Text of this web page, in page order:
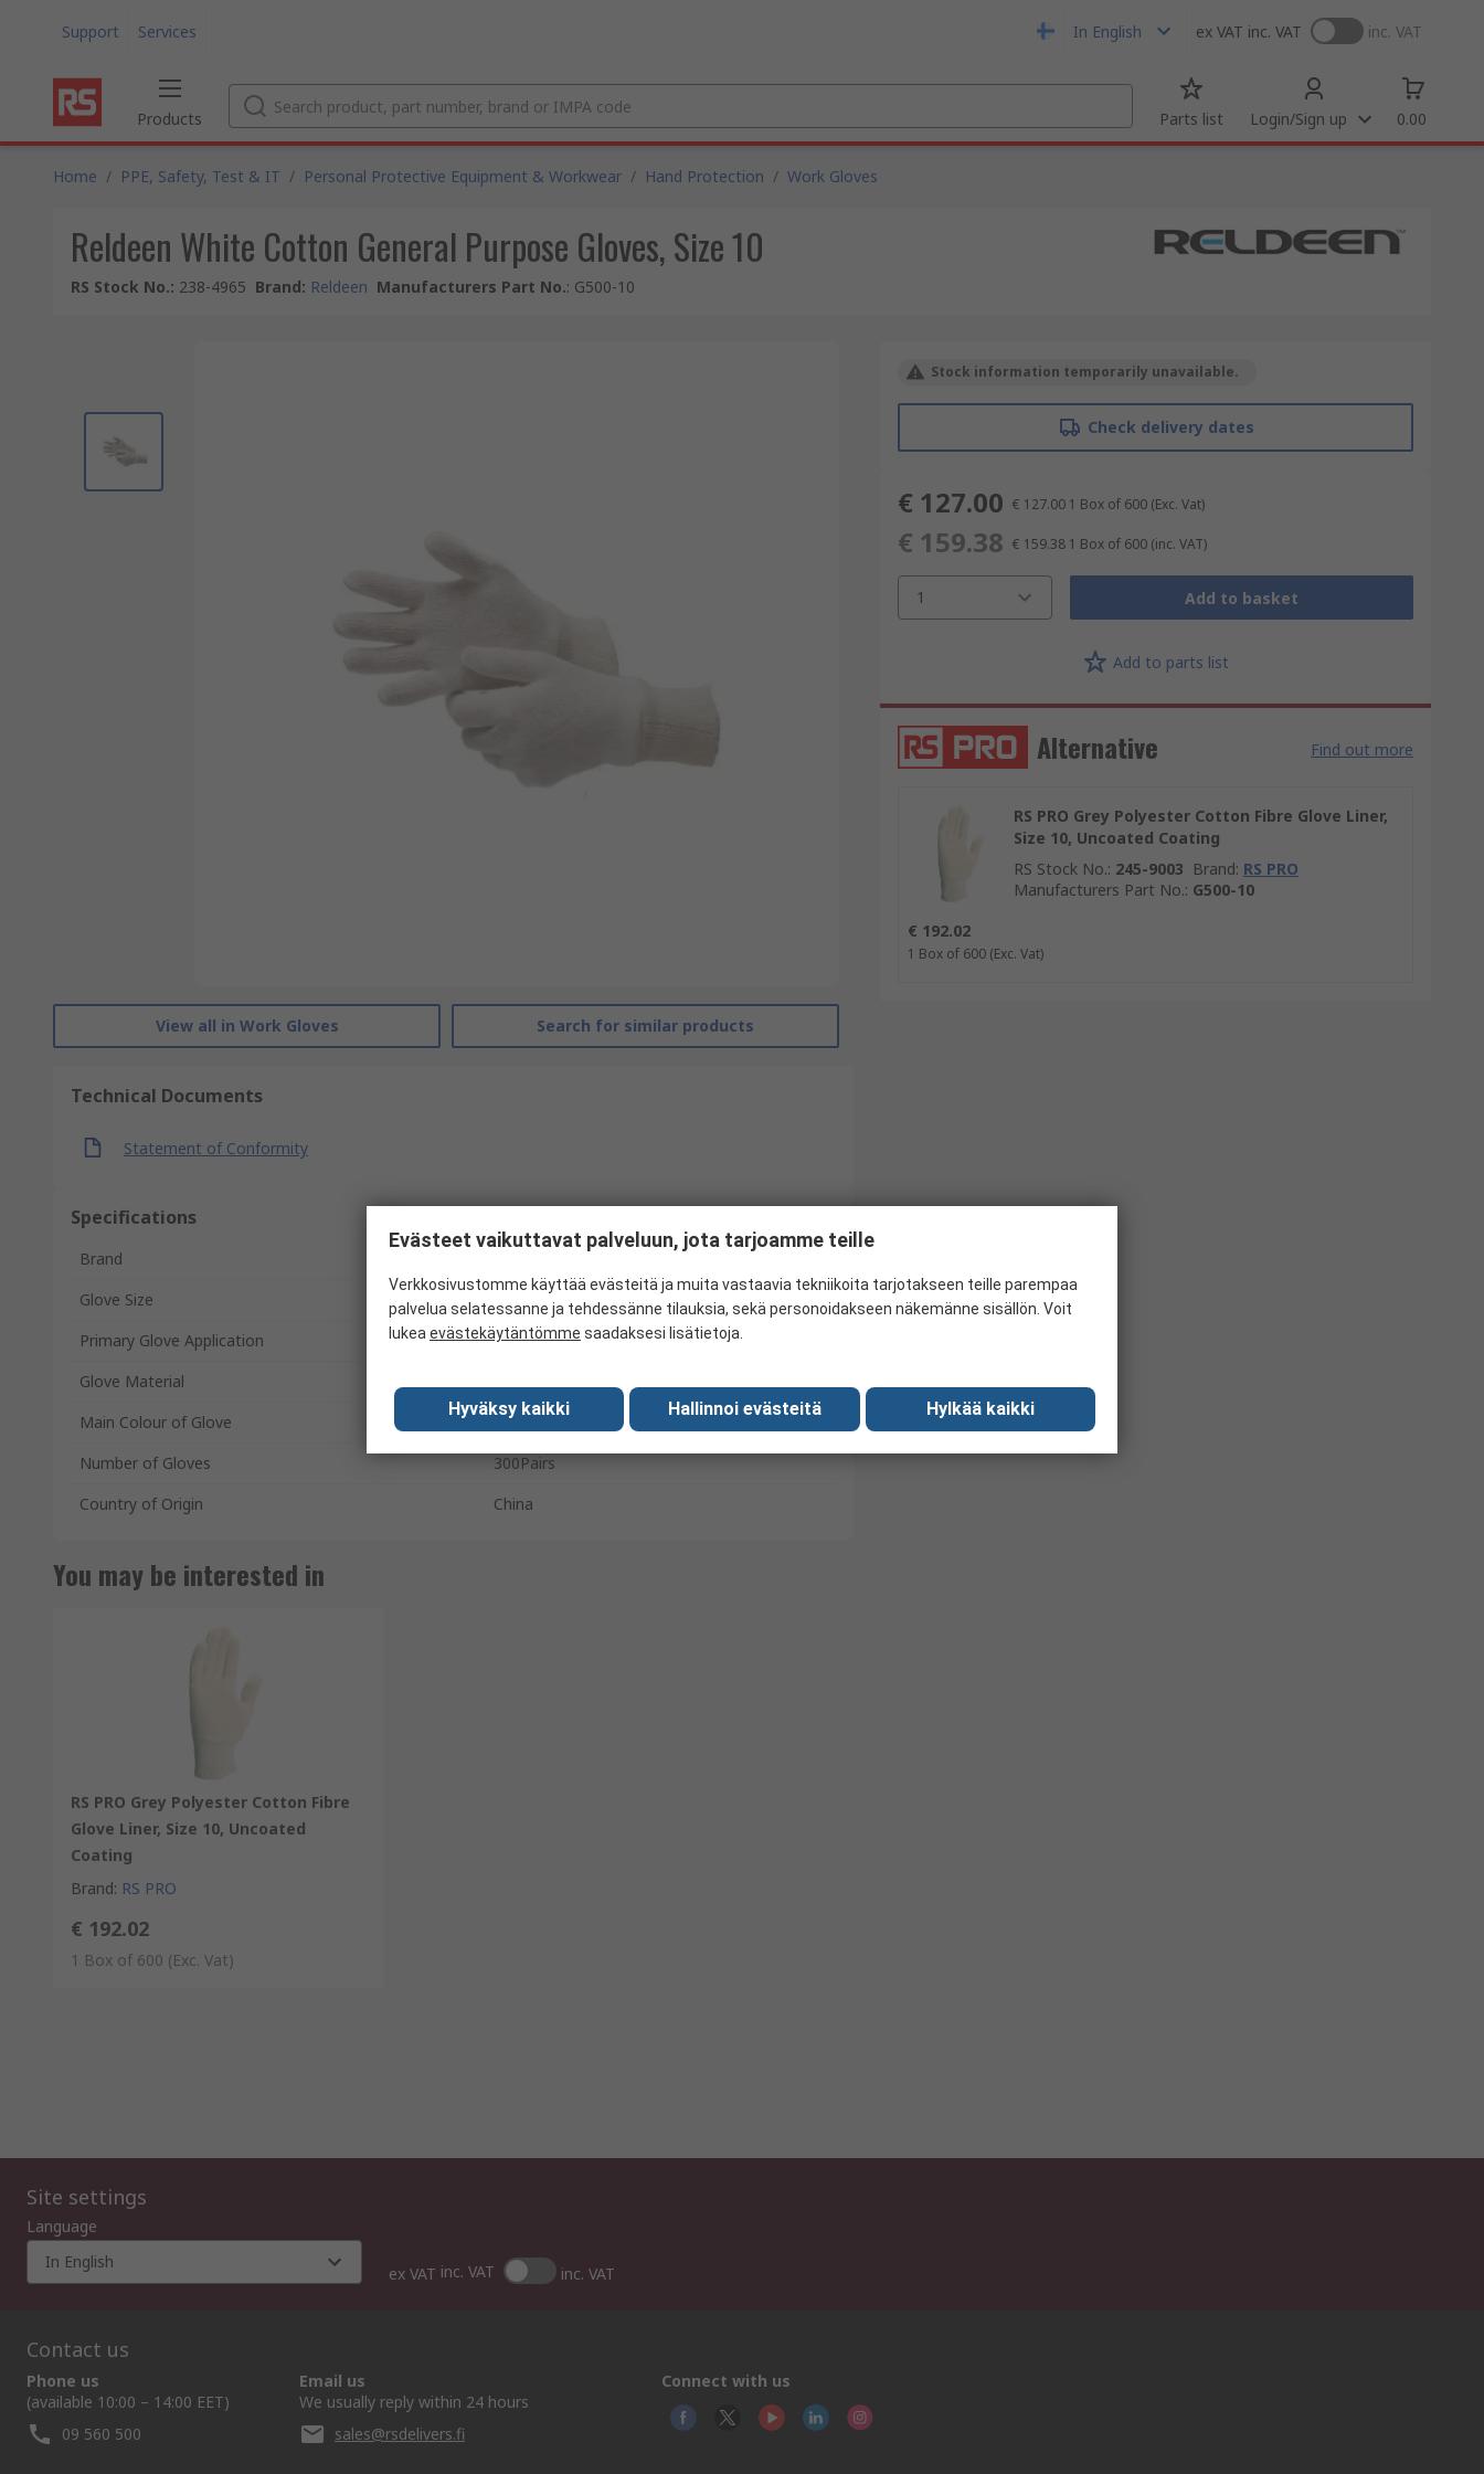
Support Services In English ex VAT inc. VAT inc. VAT
Products Parts list Login/Sign up 0.00
Home / PPE, Safety, Test & IT / Personal Protective Equipment & Workwear / Hand Protection / Work Gloves
Reldeen White Cotton General Purpose Gloves, Size 10
RS Stock No.: 238-4965 Brand: Reldeen Manufacturers Part No.: G500-10
View all in Work Gloves Search for similar products
Technical Documents
Statement of Conformity
Specifications
Brand
Glove Size
Primary Glove Application
General Purpose
Glove Material
Main Colour of Glove
White
Number of Gloves
300Pairs
Country of Origin
China
Stock information temporarily unavailable.
Check delivery dates
€ 127.00 € 127.00 1 Box of 600 (Exc. Vat)
€ 159.38 € 159.38 1 Box of 600 (inc. VAT)
1 Add to basket
Add to parts list
Alternative Find out more
RS PRO Grey Polyester Cotton Fibre Glove Liner,
Size 10, Uncoated Coating
RS Stock No.: 245-9003 Brand: RS PRO
Manufacturers Part No.: G500-10
€ 192.02
1 Box of 600 (Exc. Vat)
You may be interested in
RS PRO Grey Polyester Cotton Fibre
Glove Liner, Size 10, Uncoated
Coating
Brand: RS PRO
€ 192.02
1 Box of 600 (Exc. Vat)
Site settings
Language
In English
ex VAT inc. VAT inc. VAT
Contact us
Phone us
(available 10:00 – 14:00 EET)
09 560 500
Email us
We usually reply within 24 hours
sales@rsdelivers.fi
Connect with us
Evästeet vaikuttavat palveluun, jota tarjoamme teille
Verkkosivustomme käyttää evästeitä ja muita vastaavia tekniikoita tarjotakseen teille parempaa
palvelua selatessanne ja tehdessänne tilauksia, sekä personoidakseen näkemänne sisällön. Voit
lukea evästekäytäntömme saadaksesi lisätietoja.
Hyväksy kaikki Hallinnoi evästeitä Hylkää kaikki